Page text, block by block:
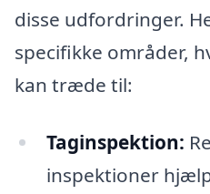
disse udfordringer.
specifikke områder,
kan træde til:
Taginspektion:
inspektioner